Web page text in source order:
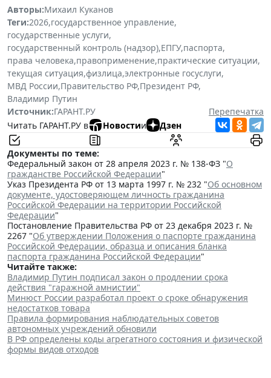
Авторы:Михаил Куканов
Теги:2026,государственное управление,
государственные услуги,
государственный контроль (надзор),ЕПГУ,паспорта,
права человека,правоприменение,практические ситуации,
текущая ситуация,физлица,электронные госуслуги,
МВД России,Правительство РФ,Президент РФ,
Владимир Путин
Источник:ГАРАНТ.РУ
Перепечатка
Читать ГАРАНТ.РУ в
Новостии Дзен
Документы по теме:
Федеральный закон от 28 апреля 2023 г. № 138-ФЗ "О
гражданстве Российской Федерации"
Указ Президента РФ от 13 марта 1997 г. № 232 "Об основном
документе, удостоверяющем личность гражданина
Российской Федерации на территории Российской
Федерации"
Постановление Правительства РФ от 23 декабря 2023 г. №
2267 "Об утверждении Положения о паспорте гражданина
Российской Федерации, образца и описания бланка
паспорта гражданина Российской Федерации"
Читайте также:
Владимир Путин подписал закон о продлении срока
действия "гаражной амнистии"
Минюст России разработал проект о сроке обнаружения
недостатков товара
Правила формирования наблюдательных советов
автономных учреждений обновили
В РФ определены коды агрегатного состояния и физической
формы видов отходов